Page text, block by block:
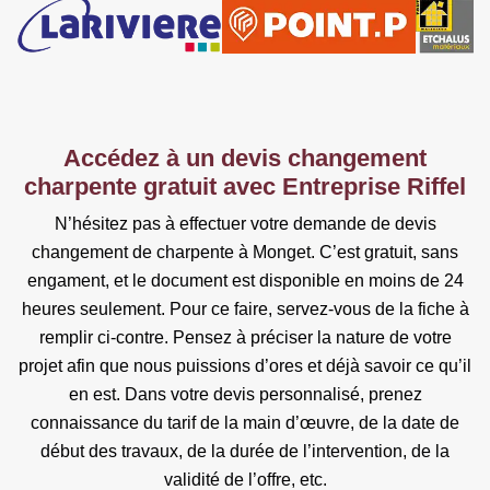
Accédez à un devis changement
charpente gratuit avec Entreprise Riffel
N’hésitez pas à effectuer votre demande de devis
changement de charpente à Monget. C’est gratuit, sans
engament, et le document est disponible en moins de 24
heures seulement. Pour ce faire, servez-vous de la fiche à
remplir ci-contre. Pensez à préciser la nature de votre
projet afin que nous puissions d’ores et déjà savoir ce qu’il
en est. Dans votre devis personnalisé, prenez
connaissance du tarif de la main d’œuvre, de la date de
début des travaux, de la durée de l’intervention, de la
validité de l’offre, etc.